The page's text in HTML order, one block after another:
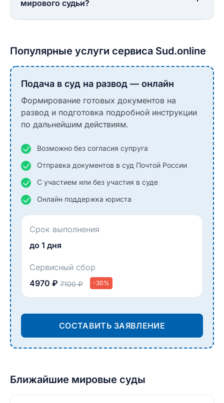
мирового судьи?
Популярные услуги сервиса Sud.online
Подача в суд на развод — онлайн
Формирование готовых документов на
развод и подготовка подробной инструкции
по дальнейшим действиям.
Возможно без согласия супруга
Отправка документов в суд Почтой России
С участием или без участия в суде
Онлайн поддержка юриста
Срок выполнения
до 1 дня
Сервисный сбор
4970 ₽ 7100 ₽ -30%
СОСТАВИТЬ ЗАЯВЛЕНИЕ
Ближайшие мировые суды